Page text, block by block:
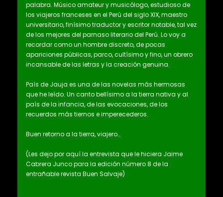
palabra. Músico amateur y musicólogo, estudioso de
los viajeros franceses en el Perú del siglo XIX, maestro
universitario, finísimo traductor y escritor notable, tal vez
de los mejores del parnaso literario del Perú. Lo voy a
recordar como un hombre discreto, de pocas
apariciones públicas, parco, cultísimo y fino, un obrero
incansable de las letras y la creación genuina.
País de Jauja es una de las novelas más hermosas
que he leído. Un canto bellísimo a la tierra nativa y al
país de la infancia, de las evocaciones, de los
recuerdos más tiernos e imperecederos.
Buen retorno a la tierra, viajero…
(Les dejo por aquí la entrevista que le hiciera Jaime
Cabrera Junco para la edición número 8 de la
entrañable revista Buen Salvaje)